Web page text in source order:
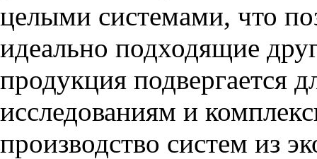
целыми системами, что
идеально подходящие
продукция подвергается
исследованиям и
производство систем из